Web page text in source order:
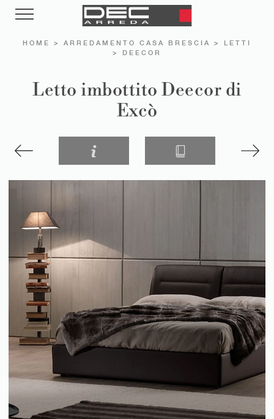
HOME > ARREDAMENTO CASA BRESCIA > LETTI
> DEECOR
Letto imbottito Deecor di
Excò